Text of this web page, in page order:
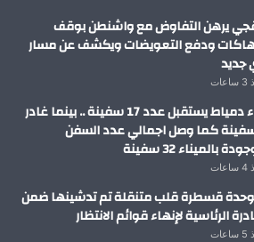
يرهن التفاوض مع واشنطن بوقف
ودفع التعويضات ويكشف عن مسار
جديد
ميناء دمياط يستقبل عدد 17 سفينة .. بينما غادر
سفينة كما وصل اجمالي عدد السفن
بالميناء 32 سفينة
قسطرة قلب متنقلة تم تدشينها ضمن
الرئاسية لإنهاء قوائم الانتظار